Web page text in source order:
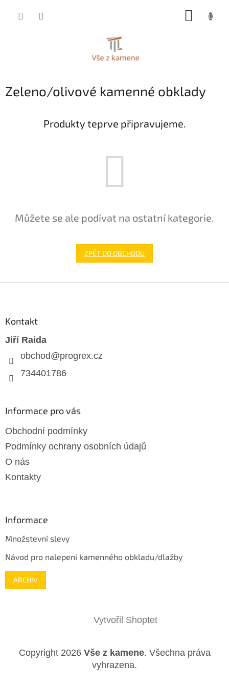
Zeleno/olivové kamenné obklady
Produkty teprve připravujeme.
Můžete se ale podívat na ostatní kategorie.
ZPĚT DO OBCHODU
Kontakt
Jiří Raida
obchod@progrex.cz
734401786
Informace pro vás
Obchodní podmínky
Podmínky ochrany osobních údajů
O nás
Kontakty
Informace
Množstevní slevy
Návod pro nalepení kamenného obkladu/dlažby
ARCHIV
Vytvořil Shoptet
Copyright 2026 Vše z kamene. Všechna práva
vyhrazena.